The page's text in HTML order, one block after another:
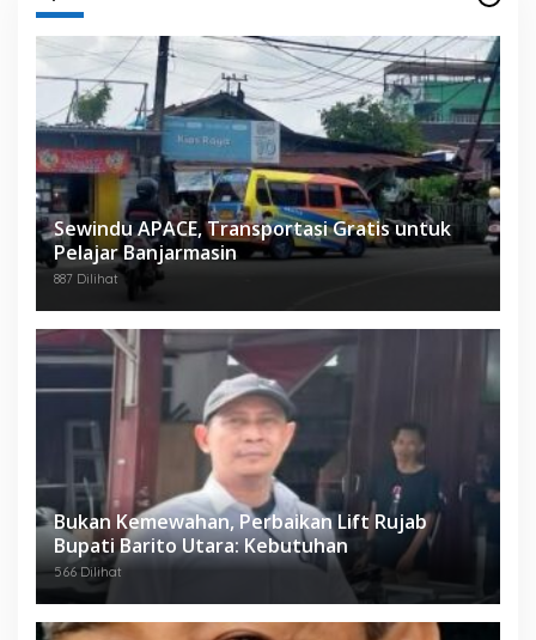
Sewindu APACE, Transportasi Gratis untuk
Pelajar Banjarmasin
887 Dilihat
Bukan Kemewahan, Perbaikan Lift Rujab
Bupati Barito Utara: Kebutuhan
566 Dilihat